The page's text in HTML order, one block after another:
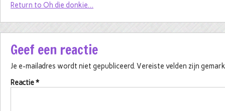
Return to Oh die donkie…
Geef een reactie
Je e-mailadres wordt niet gepubliceerd. Vereiste velden zijn
Reactie*